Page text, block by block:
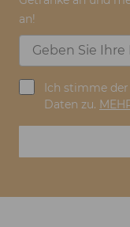
an!
Ich stimme
Daten zu.